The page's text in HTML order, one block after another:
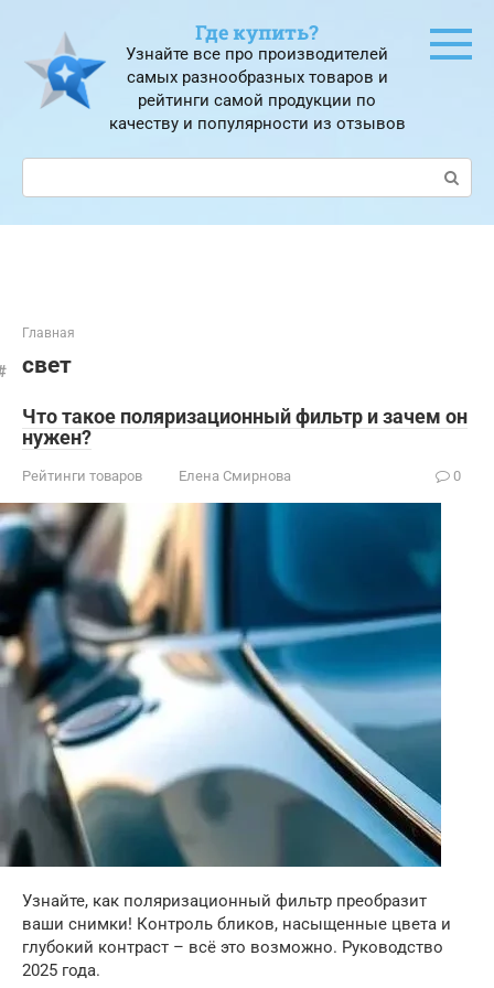
контенту
Где купить?
Узнайте все про производителей
самых разнообразных товаров и
рейтинги самой продукции по
качеству и популярности из отзывов
Поиск:
Главная
свет
Что такое поляризационный фильтр и зачем он
нужен?
Рейтинги товаров Елена Смирнова 0
Узнайте, как поляризационный фильтр преобразит
ваши снимки! Контроль бликов, насыщенные цвета и
глубокий контраст – всё это возможно. Руководство
2025 года.